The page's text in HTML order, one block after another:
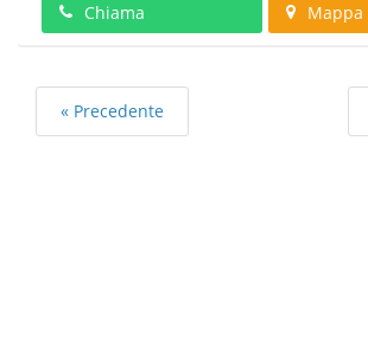
Chiama Mappa
« Precedente